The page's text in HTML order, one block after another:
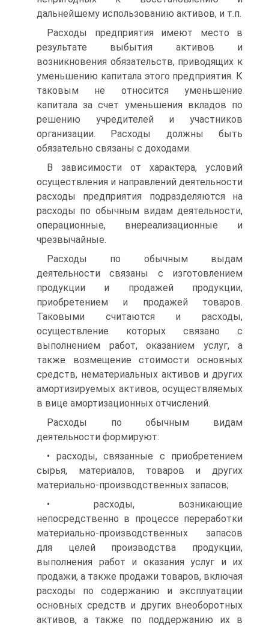
дальнейшему использованию активов, и т.п.
Расходы предприятия имеют место в
результате выбытия активов и
возникновения обязательств, приводящих к
уменьшению капитала этого предприятия. К
таковым не относится уменьшение
капитала за счет уменьшения вкладов по
решению учредителей и участников
организации. Расходы должны быть
обязательно связаны с доходами.
В зависимости от характера, условий
осуществления и направ­лений деятельности
расходы предприятия подразделяются на
расхо­ды по обычным видам деятельности,
операционные, внереализаци­онные и
чрезвычайные.
Расходы по обычным выдам
деятельности связаны с изготовлени­ем
продукции и продажей продукции,
приобретением и продажей товаров.
Таковыми считаются и расходы,
осуществление которых связано с
выполнением работ, оказанием услуг, а
также возмеще­ние стоимости основных
средств, нематериальных активов и других
амортизируемых активов, осуществляемых
в вице амортизационных отчислений.
Расходы по обычным видам
деятельности формируют:
• расходы, связанные с приобретением
сырья, материалов, товаров и других
материально-производственных запасов;
• расходы, возникающие
непосредственно в процессе перера­ботки
материально-производственных запасов
для целей производ­ства продукции,
выполнения работ и оказания услуг и их
продажи, а также продажи товаров, включая
расходы по содержанию и экс­плуатации
основных средств и других внеоборотных
активов, а так­же по поддержанию их в